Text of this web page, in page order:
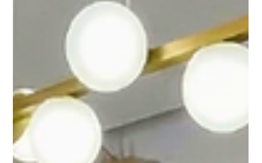
Transforme sua cozinha com o Revestimento Flexível
Wallboard: sem quebrar azulejo, sem entulho e com
acabamento premium. Veja como funciona e quais
modelos escolher.